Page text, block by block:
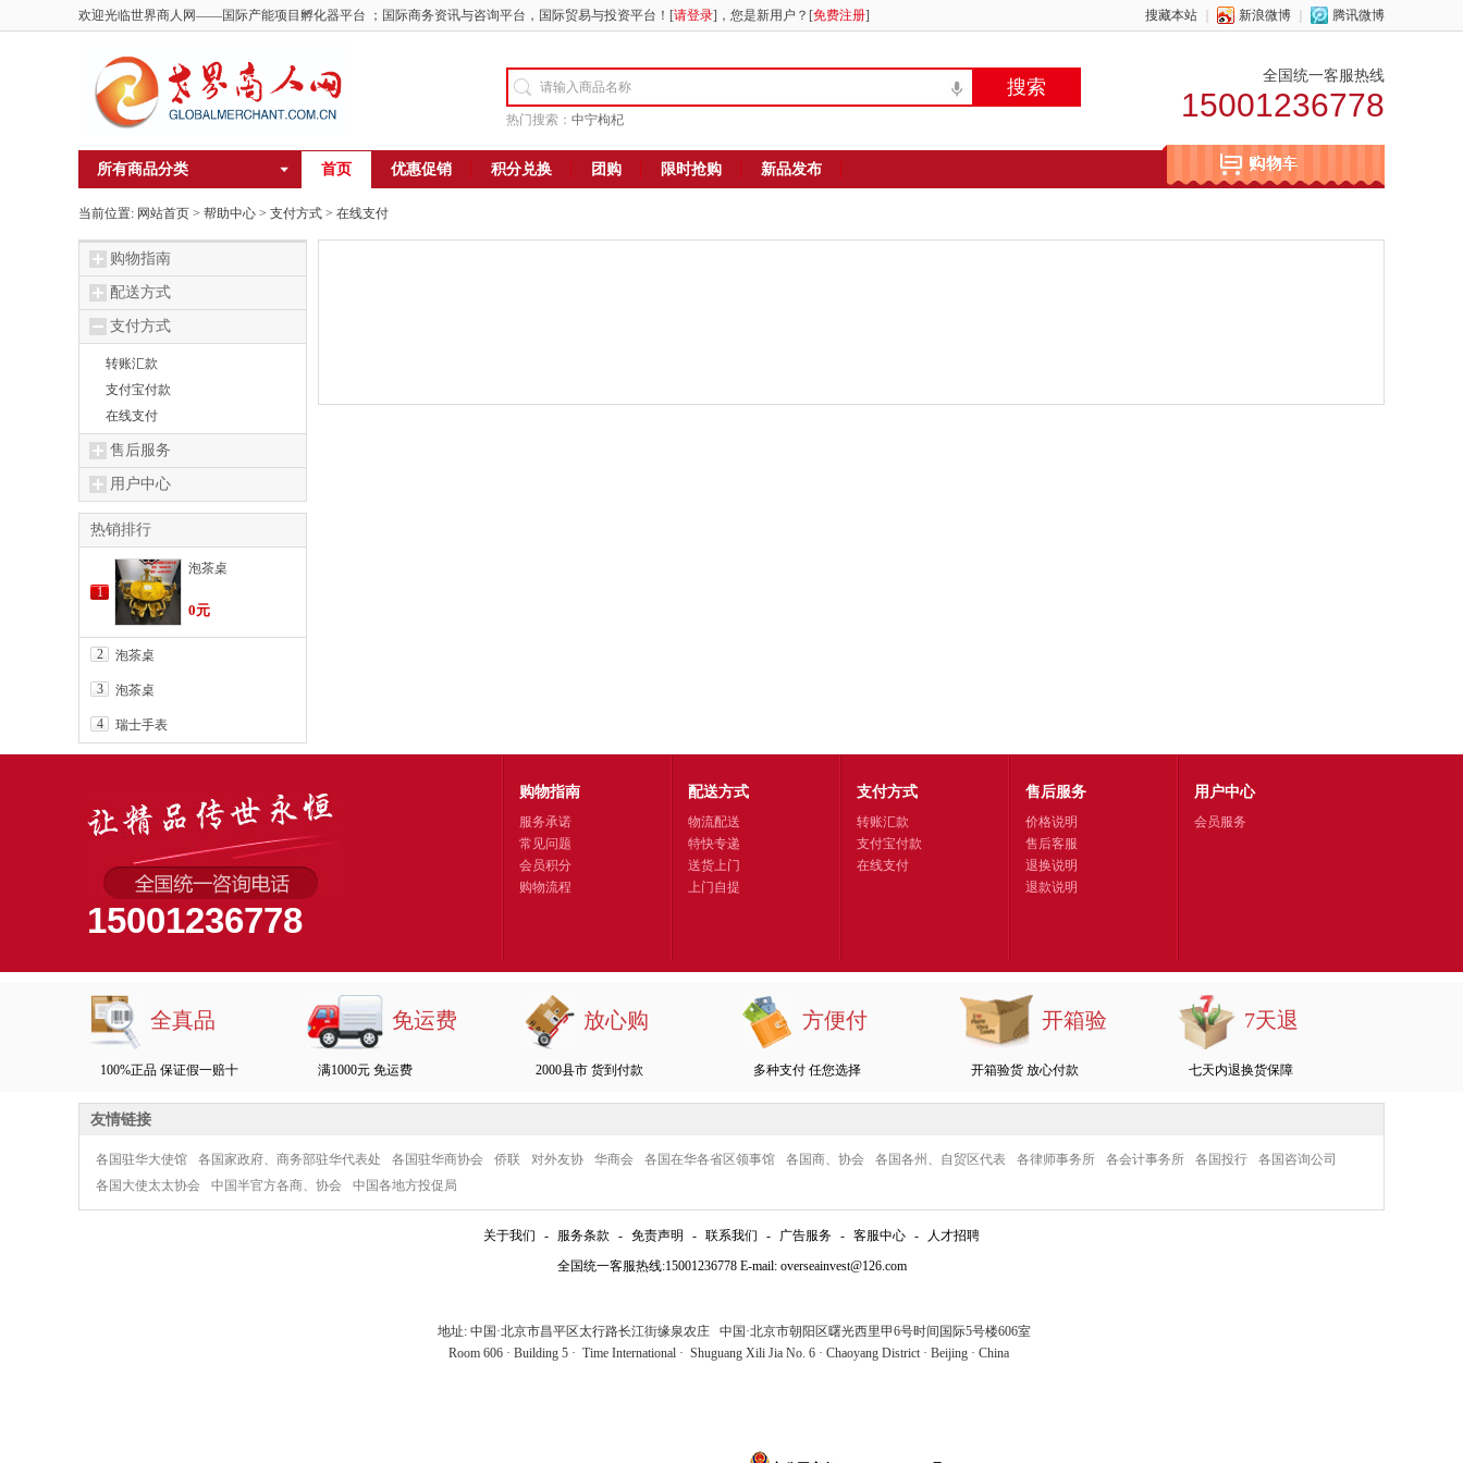
欢迎光临世界商人网——国际产能项目孵化器平台 ；国际商务资讯与咨询平台，国际贸易与投资平台！[请登录]，您是新用户？[免费注册] 搜藏本站 新浪微博 腾讯微博
热门搜索： 中宁枸杞
全国统一客服热线
15001236778
所有商品分类 首页 优惠促销 积分兑换 团购 限时抢购 新品发布
当前位置: 网站首页 > 帮助中心 > 支付方式 > 在线支付
购物指南
配送方式
支付方式
转账汇款
支付宝付款
在线支付
售后服务
用户中心
热销排行
1
泡茶桌
0元
2 泡茶桌
3 泡茶桌
4 瑞士手表
15001236778
购物指南
服务承诺
常见问题
会员积分
购物流程
配送方式
物流配送
特快专递
送货上门
上门自提
支付方式
转账汇款
支付宝付款
在线支付
售后服务
价格说明
售后客服
退换说明
退款说明
用户中心
会员服务
全真品
100%正品 保证假一赔十
免运费
满1000元 免运费
放心购
2000县市 货到付款
方便付
多种支付 任您选择
开箱验
开箱验货 放心付款
7天退
七天内退换货保障
友情链接
各国驻华大使馆 各国家政府、商务部驻华代表处 各国驻华商协会 侨联 对外友协 华商会 各国在华各省区领事馆 各国商、协会 各国各州、自贸区代表 各律师事务所 各会计事务所 各国投行
各国咨询公司
各国大使太太协会
中国半官方各商、协会 中国各地方投促局
关于我们 - 服务条款 - 免责声明 - 联系我们 - 广告服务 - 客服中心 -
人才招聘
全国统一客服热线:15001236778 E-mail: overseainvest@126.com
地址: 中国·北京市昌平区太行路长江街缘泉农庄 中国·北京市朝阳区曙光西里甲6号时间国际5号楼606室
Room 606 · Building 5 · Time International · Shuguang Xili Jia No. 6 · Chaoyang District · Beijing · China